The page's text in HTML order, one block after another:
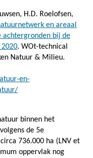
H.D. Roelofsen,
en areaal
achtergronden bij de
. WOt-technical
Natuur & Milieu.
en-
binnen het
de 5e
736.000 ha (LNV et
oppervlak nog